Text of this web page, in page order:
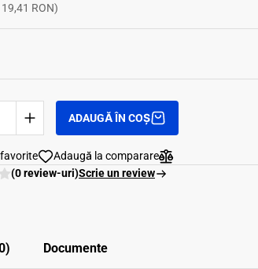
RON)
ADAUGĂ ÎN COȘ
Adaugă la comparare
(0 review-uri)Scrie un review
Documente